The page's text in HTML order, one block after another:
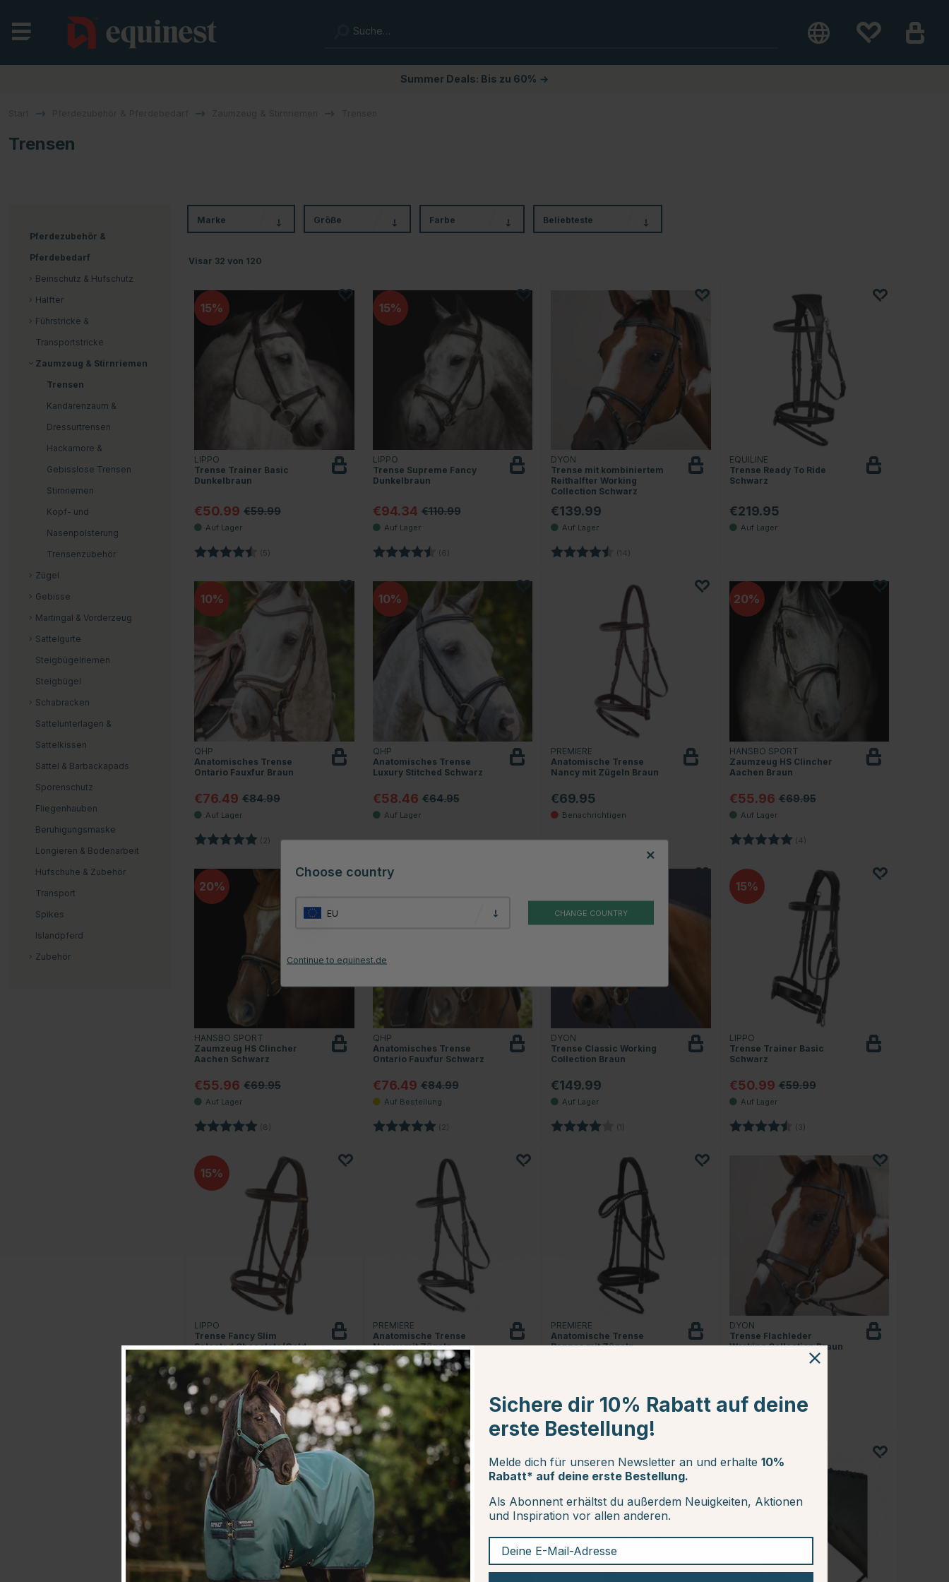
Summer Deals: Bis zu 60% →
Trensen
Pferdezubehör &
Pferdebedarf
Beinschutz & Hufschutz
Halfter
Führstricke &
Transportstricke
Zaumzeug & Stirnriemen
Trensen
Kandarenzaum &
Dressurtrensen
Hackamore &
Gebisslose Trensen
Stirnriemen
Kopf- und
Nasenpolsterung
Trensenzubehör
Zügel
Gebisse
Martingal & Vorderzeug
Sattelgurte
Steigbügelriemen
Steigbügel
Schabracken
Sattelunterlagen &
Sattelkissen
Sättel & Barbackapads
Sporenschutz
Fliegenhauben
Beruhigungsmaske
Longieren & Bodenarbeit
Hufschuhe & Zubehör
Transport
Spikes
Islandpferd
Zubehör
Marke Größe Farbe Beliebteste
Visar 32 von 120
15
LIPPO
Trense Trainer Basic
Dunkelbraun
€50.99 €59.99
Bewertung: (5)
15
LIPPO
Trense Supreme Fancy
Dunkelbraun
€94.34 €110.99
Bewertung: (6)
DYON
Trense mit kombiniertem
Reithalfter Working
Collection Schwarz
€139.99
Bewertung: (14)
EQUILINE
Trense Ready To Ride
Schwarz
€219.95
10
QHP
Anatomisches Trense
Ontario Fauxfur Braun
€76.49 €84.99
Bewertung: (2) 5.0 von 5 Sternen
10
QHP
Anatomisches Trense
Luxury Stitched Schwarz
€58.46 €64.95
PREMIERE
Anatomische Trense
Nancy mit Zügeln Braun
€69.95
20
HANSBO SPORT
Zaumzeug HS Clincher
Aachen Braun
€55.96 €69.95
Bewertung: (4)
20
HANSBO SPORT
Zaumzeug HS Clincher
Aachen Schwarz
€55.96 €69.95
Bewertung: (8)
QHP
Anatomisches Trense
Ontario Fauxfur Schwarz
€76.49 €84.99
Bewertung: (2)
DYON
Trense Classic Working
Collection Braun
€149.99
Bewertung: (1)
15
LIPPO
Trense Trainer Basic
Schwarz
€50.99 €59.99
Bewertung: (3)
15
LIPPO
Trense Fancy Slim
Selected Chocolate/Gold
€54.39 €63.99
PREMIERE
Anatomische Trense
Nancy mit Zügeln
Schwarz
€69.95
PREMIERE
Anatomische Trense
Rennes mit Zügeln
DYON
Trense Flachleder
Working Collection Braun
15
Choose country
EU CHANGE COUNTRY
Continue to equinest.de
Sichere dir 10% Rabatt auf deine
erste Bestellung!
Melde dich für unseren Newsletter an und erhalte 10%
Rabatt* auf deine erste Bestellung.
Als Abonnent erhältst du außerdem Neuigkeiten, Aktionen
und Inspiration vor allen anderen.
Deine E-Mail-Adresse